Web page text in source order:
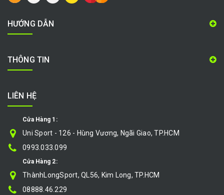
HƯỚNG DẪN
THÔNG TIN
LIÊN HỆ
Cửa Hàng 1:
Uni Sport - 126 - Hùng Vương, Ngãi Giao, TP.HCM
0993.033.099
Cửa Hàng 2:
ThànhLongSport, QL56, Kim Long, TP.HCM
08888.46.229